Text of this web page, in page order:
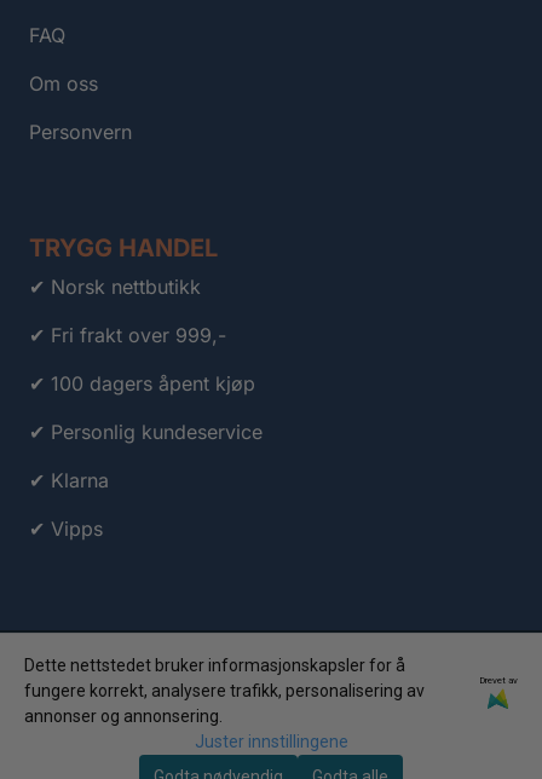
FAQ
Om oss
Personvern
TRYGG HANDEL
✔ Norsk nettbutikk
✔ Fri frakt over 999,-
✔ 100 dagers åpent kjøp
✔ Personlig kundeservice
✔ Klarna
✔ Vipps
© 2026 Travelstuff.no AS • Org.nr: 998 063 809 • Alle
rettigheter forbeholdt
Dette nettstedet bruker informasjonskapsler for å
fungere korrekt, analysere trafikk, personalisering av
annonser og annonsering.
Drevet av
Juster innstillingene